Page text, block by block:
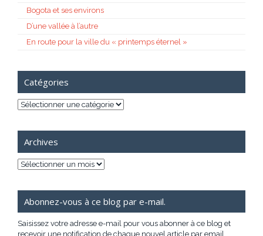
Bogota et ses environs
D’une vallée à l’autre
En route pour la ville du « printemps éternel »
Catégories
Catégories
Archives
Archives
Abonnez-vous à ce blog par e-mail.
Saisissez votre adresse e-mail pour vous abonner à ce blog et
recevoir une notification de chaque nouvel article par email.